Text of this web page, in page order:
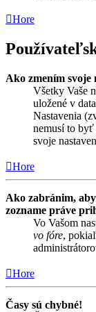
Hore
Ako zmením svoje
Všetky Vaše
uložené v
Nastavenia
nemusí to
svoje
Hore
Ako zabránim,
zozname práve
Vo Vašom
vo fóre,
Hore
Časy sú chybné!